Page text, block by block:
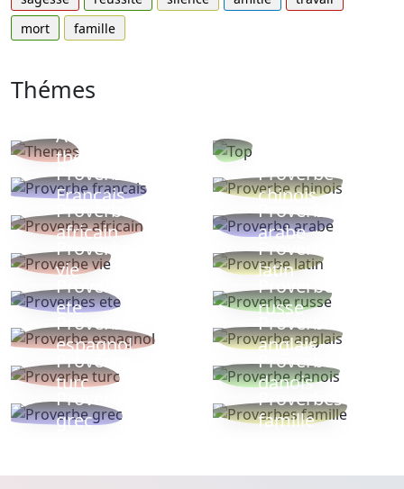
mort
famille
Thémes
Autres
thèmes
Proverbe
Français
Proverbe
chinois
Proverbe
africain
Proverbe
arabe
Proverbe
vie
Proverbe
latin
Proverbes
ete
Proverbe
russe
Proverbe
espagnol
Proverbe
anglais
Proverbe
turc
Proverbe
danois
Proverbe
grec
Proverbes
famille